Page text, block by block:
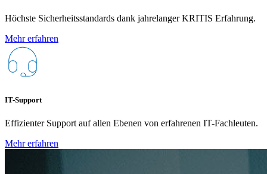
Höchste Sicherheitsstandards dank jahrelanger KRITIS Erfahrung.
Mehr erfahren
IT-Support
Effizienter Support auf allen Ebenen von erfahrenen IT-Fachleuten.
Mehr erfahren